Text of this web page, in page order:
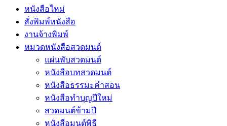
หนังสือใหม่
สั่งพิมพ์หนังสือ
งานจ้างพิมพ์
หมวดหนังสือสวดมนต์
แผ่นพับสวดมนต์
หนังสือบทสวดมนต์
หนังสือธรรมะคำสอน
หนังสือทำบุญปีใหม่
สวดมนต์ข้ามปี
หนังสือมนต์พิธี